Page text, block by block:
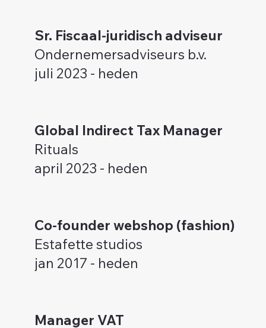
Sr. Fiscaal-juridisch adviseur
Ondernemersadviseurs b.v.
juli 2023 - heden
Global Indirect Tax Manager
Rituals
april 2023 - heden
Co-founder webshop (fashion)
Estafette studios
jan 2017 - heden
Manager VAT